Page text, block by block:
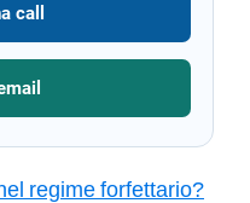
call
regime forfettario?